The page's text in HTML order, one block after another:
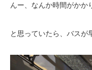
んー、なんか時間がかか
と思っていたら、バスが